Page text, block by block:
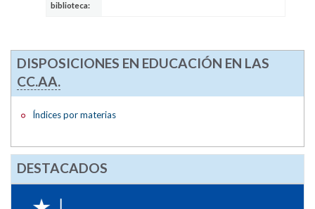
biblioteca:
DISPOSICIONES EN EDUCACIÓN EN LAS
CC.AA.
Índices por materias
DESTACADOS